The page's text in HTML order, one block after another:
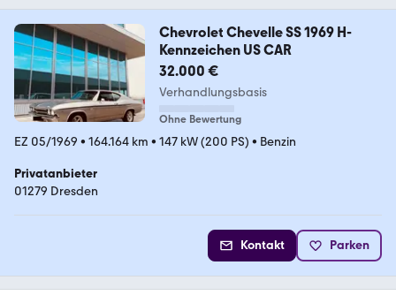
Chevrolet Chevelle SS 1969 H-
Kennzeichen US CAR
32.000 €
Verhandlungsbasis
Ohne Bewertung
EZ 05/1969 • 164.164 km • 147 kW (200 PS) • Benzin
Privatanbieter
01279 Dresden
Kontakt Parken